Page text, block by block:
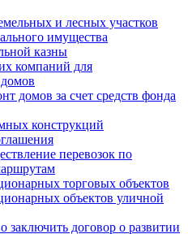
и лесных участков
имущества
казны
компаний для
домов за счет средств фонда
конструкций
перевозок по
торговых объектов
объектов уличной
заключить договор о развитии